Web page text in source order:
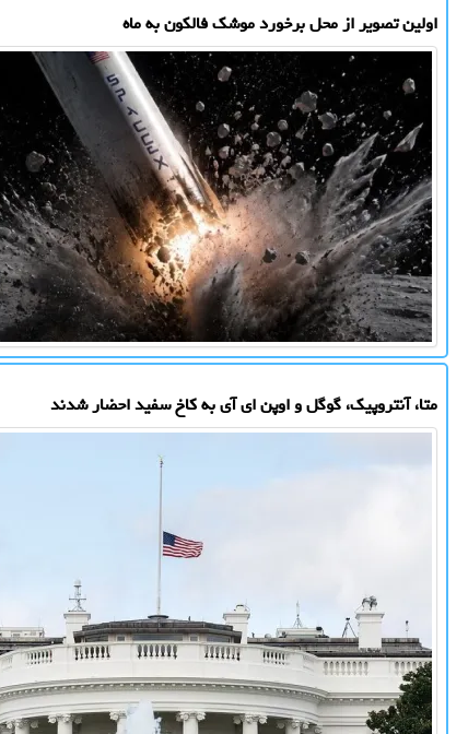
اولین تصویر از محل برخورد موشک فالکون به ماه
متا، آنتروپیک، گوگل و اوپن ای آی به کاخ سفید احضار شدند